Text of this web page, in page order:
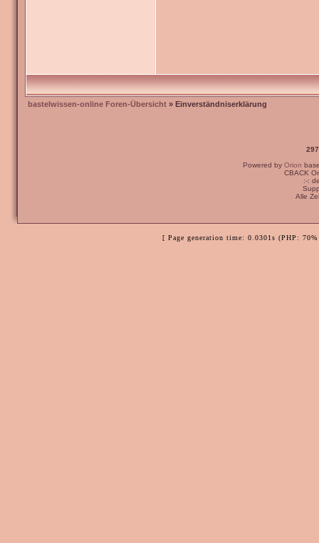
bastelwissen-online Foren-Übersicht » Einverständniserklärung
Powered by Orion
CBACK
:-:
Alle
[ Page generation time: 0.0301s (PHP: